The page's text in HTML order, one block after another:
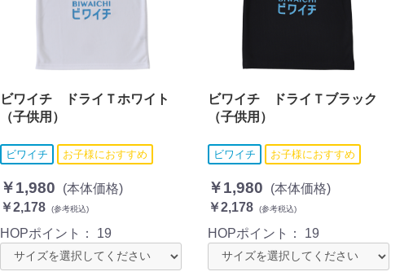
ビワイチ ドライＴホワイト
（子供用）
ビワイチ お子様におすすめ
￥1,980
(本体価格)
￥2,178
(参考税込)
HOPポイント： 19
ビワイチ ドライＴブラック
（子供用）
ビワイチ お子様におすすめ
￥1,980
(本体価格)
￥2,178
(参考税込)
HOPポイント： 19